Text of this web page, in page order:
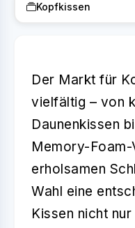
Kopfkissen
Der Markt für
vielfältig – von
Daunenkissen
Memory-Foam-
erholsamen
Wahl eine
Kissen nicht